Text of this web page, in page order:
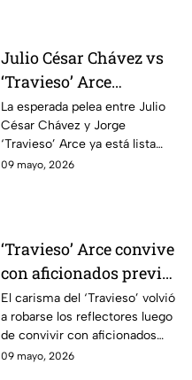
Julio César Chávez vs
‘Travieso’ Arce
cumplen con la
báscula; habrá pelea en
Box Azteca
La esperada pelea entre Julio
César Chávez y Jorge
‘Travieso’ Arce ya está lista
luego de que ambos superaran
09 mayo, 2026
‘Travieso’ Arce convive
con aficionados previo
a su esperado combate
El carisma del ‘Travieso’ volvió
a robarse los reflectores luego
de convivir con aficionados
antes de subir al ring.
09 mayo, 2026